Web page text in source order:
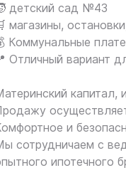
детский сад №43
магазины,
Коммунальные
Отличный вариант
капитал,
и
сотрудничаем с
ипотечного